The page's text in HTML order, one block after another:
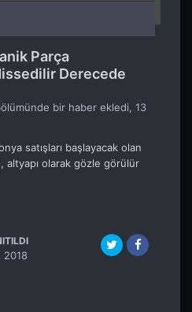
Parça
Derecede
bir haber ekledi, 13
satışları başlayacak olan
altyapı olarak gözle görülür
2018